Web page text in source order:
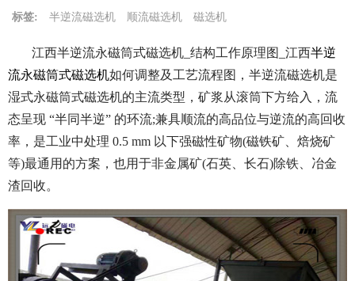
标签: 半逆流磁选机 顺流磁选机 磁选机
江西半逆流永磁筒式磁选机_结构工作原理图_江西半逆
流永磁筒式磁选机如何调整及工艺流程图，半逆流磁选机是
湿式永磁筒式磁选机的主流类型，矿浆从滚筒下方给入，流
态呈现 “半同半逆” 的环流;兼具顺流的高品位与逆流的高回收
率，是工业中处理 0.5 mm 以下强磁性矿物(磁铁矿、焙烧矿
等)最通用的方案，也用于非金属矿(石英、长石)除铁、冶金
渣回收。